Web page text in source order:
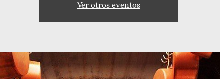
Ver otros eventos